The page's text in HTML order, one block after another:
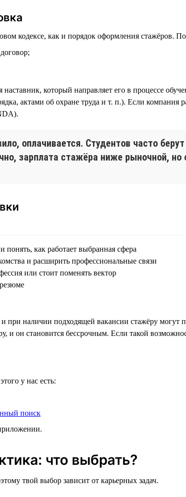
кодексе, как и порядок оформления стажёров.
который направляет его в процессе
актами об охране труда и т. п.). Если
оплачивается. Студентов часто
зарплата стажёра ниже рыночной, но
понять, как работает выбранная сфера
и расширить профессиональные связи
или стоит поменять вектор
при наличии подходящей вакансии стажёру могут
и он становится бессрочным. Если такой
у нас есть:
поиск
что выбрать?
твой выбор зависит от карьерных задач.